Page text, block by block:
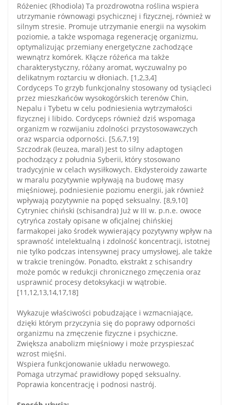
Różeniec (Rhodiola) Ta prozdrowotna roślina wspiera
utrzymanie równowagi psychicznej i fizycznej, również w
silnym stresie. Promuje utrzymanie energii na wysokim
poziomie, a także wspomaga regenerację organizmu,
optymalizując przemiany energetyczne zachodzące
wewnątrz komórek. Kłącze różeńca ma także
charakterystyczny, różany aromat, wyczuwalny po
delikatnym roztarciu w dłoniach. [1,2,3,4]
Cordyceps To grzyb funkcjonalny stosowany od tysiącleci
przez mieszkańców wysokogórskich terenów Chin,
Nepalu i Tybetu w celu podniesienia wytrzymałości
fizycznej i libido. Cordyceps również dziś wspomaga
organizm w rozwijaniu zdolności przystosowawczych
oraz wsparcia odporności. [5,6,7,19]
Szczodrak (leuzea, maral) Jest to silny adaptogen
pochodzący z południa Syberii, który stosowano
tradycyjnie w celach wysiłkowych. Ekdysteroidy zawarte
w maralu pozytywnie wpływają na budowę masy
mięśniowej, podniesienie poziomu energii, jak również
wpływają pozytywnie na popęd seksualny. [8,9,10]
Cytryniec chiński (schisandra) Już w III w. p.n.e. owoce
cytryńca zostały opisane w oficjalnej chińskiej
farmakopei jako środek wywierający pozytywny wpływ na
sprawność intelektualną i zdolność koncentracji, istotnej
nie tylko podczas intensywnej pracy umysłowej, ale także
w trakcie treningów. Ponadto, ekstrakt z schisandry
może pomóc w redukcji chronicznego zmęczenia oraz
usprawnić procesy detoksykacji w wątrobie.
[11,12,13,14,17,18]
Wykazuje właściwości pobudzające i wzmacniające,
dzięki którym przyczynia się do poprawy odporności
organizmu na zmęczenie fizyczne i psychiczne.
Zwiększa anabolizm mięśniowy i może przyspieszać
wzrost mięśni.
Wspiera funkcjonowanie układu nerwowego.
Pomaga utrzymać prawidłowy popęd seksualny.
Poprawia koncentrację i podnosi nastrój.